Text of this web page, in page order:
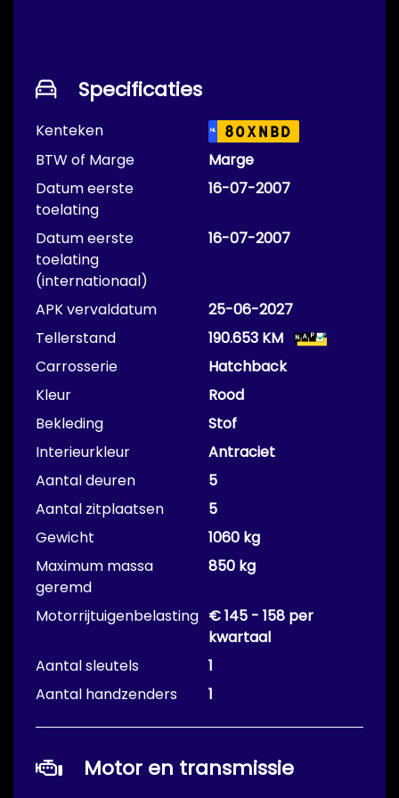
Specificaties
Kenteken NL 80XNBD
BTW of Marge
Marge
Datum eerste
toelating
16-07-2007
Datum eerste
toelating
(internationaal)
16-07-2007
APK vervaldatum
25-06-2027
Tellerstand
190.653 KM
Carrosserie
Hatchback
Kleur
Rood
Bekleding
Stof
Interieurkleur
Antraciet
Aantal deuren
5
Aantal zitplaatsen
5
Gewicht
1060 kg
Maximum massa
geremd
850 kg
Motorrijtuigenbelasting € 145 - 158 per
kwartaal
Aantal sleutels
1
Aantal handzenders
1
Motor en transmissie